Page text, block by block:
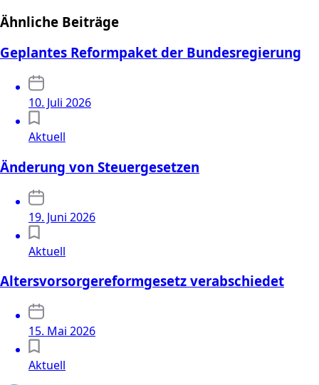
Ähnliche Beiträge
Geplantes Reformpaket der Bundesregierung
10. Juli 2026
Aktuell
Änderung von Steuergesetzen
19. Juni 2026
Aktuell
Altersvorsorgereformgesetz verabschiedet
15. Mai 2026
Aktuell